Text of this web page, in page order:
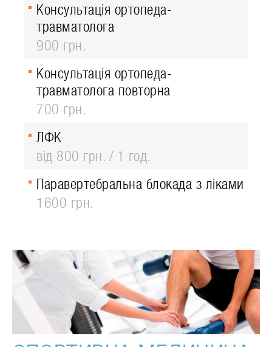
Консультація ортопеда-
травматолога
900 грн.
Консультація ортопеда-
травматолога повторна
700 грн.
ЛФК
від 800 грн.
1 год.
Паравертебральна блокада з ліками
1600 грн.